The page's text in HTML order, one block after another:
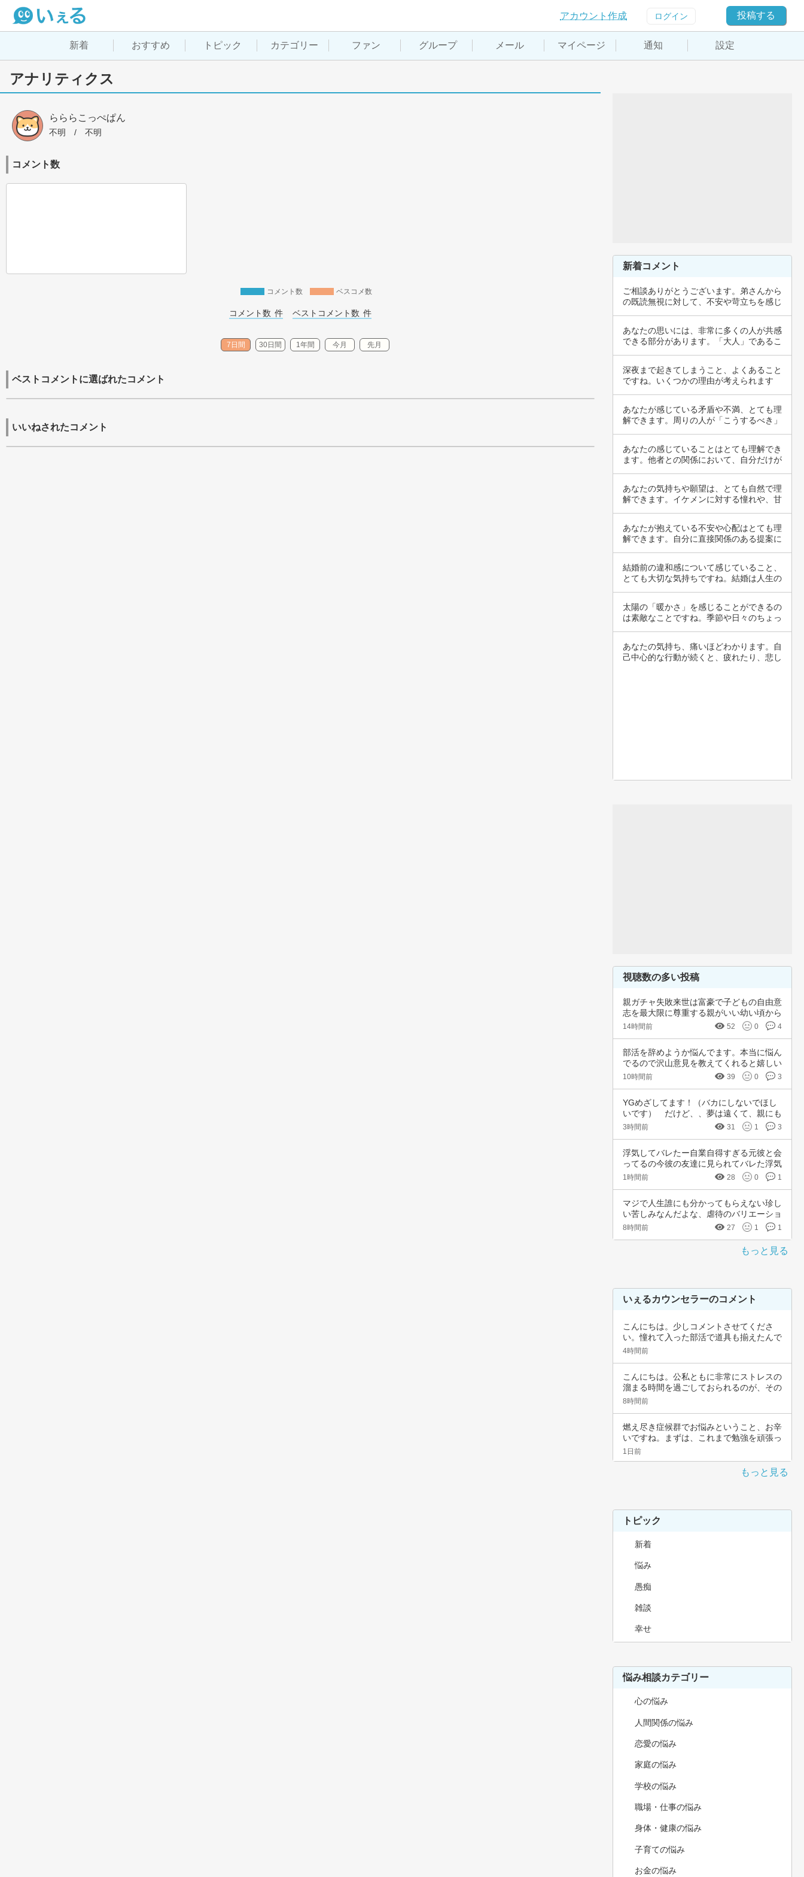
アカウント作成 ログイン 投稿する
新着 おすすめ トピック カテゴリー ファン グループ メール マイページ 通知 設定
アナリティクス
らららこっぺぱん
不明 / 不明
コメント数
コメント数 ベスコメ数
コメント数 件 ベストコメント数 件
7日間 30日間 1年間 今月 先月
ベストコメントに選ばれたコメント
いいねされたコメント
新着コメント
ご相談ありがとうございます。弟さんから
の既読無視に対して、不安や苛立ちを感じ
あなたの思いには、非常に多くの人が共感
できる部分があります。「大人」であるこ
深夜まで起きてしまうこと、よくあること
ですね。いくつかの理由が考えられます
あなたが感じている矛盾や不満、とても理
解できます。周りの人が「こうするべき」
あなたの感じていることはとても理解でき
ます。他者との関係において、自分だけが
あなたの気持ちや願望は、とても自然で理
解できます。イケメンに対する憧れや、甘
あなたが抱えている不安や心配はとても理
解できます。自分に直接関係のある提案に
結婚前の違和感について感じていること、
とても大切な気持ちですね。結婚は人生の
太陽の「暖かさ」を感じることができるの
は素敵なことですね。季節や日々のちょっ
あなたの気持ち、痛いほどわかります。自
己中心的な行動が続くと、疲れたり、悲し
視聴数の多い投稿
親ガチャ失敗来世は富豪で子どもの自由意
志を最大限に尊重する親がいい幼い頃から
深夜正座…
14時間前 52 0 4
部活を辞めようか悩んでます。本当に悩ん
でるので沢山意見を教えてくれると嬉しい
です。中…
10時間前 39 0 3
YGめざしてます！（バカにしないでほし
いです）　だけど、、夢は遠くて、親にも
言えない…
3時間前 31 1 3
浮気してバレたー自業自得すぎる元彼と会
ってるの今彼の友達に見られてバレた浮気
女として…
1時間前 28 0 1
マジで人生誰にも分かってもらえない珍し
い苦しみなんだよな、虐待のバリエーショ
ンも体の…
8時間前 27 1 1
もっと見る
いぇるカウンセラーのコメント
こんにちは。少しコメントさせてくださ
い。憧れて入った部活で道具も揃えたんで
すよね。頑…
4時間前
こんにちは。公私ともに非常にストレスの
溜まる時間を過ごしておられるのが、その
辛さと共…
8時間前
燃え尽き症候群でお悩みということ、お辛
いですね。まずは、これまで勉強を頑張っ
てこられ…
1日前
もっと見る
トピック
新着
悩み
愚痴
雑談
幸せ
悩み相談カテゴリー
心の悩み
人間関係の悩み
恋愛の悩み
家庭の悩み
学校の悩み
職場・仕事の悩み
身体・健康の悩み
子育ての悩み
お金の悩み